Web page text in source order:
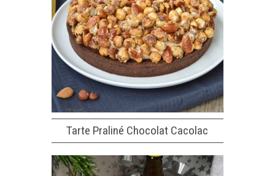
Tarte Praliné Chocolat Cacolac